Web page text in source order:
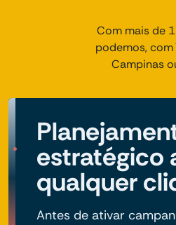
Com mais de
podemos, com
Campinas
estratégico
qualquer
Antes de ativar